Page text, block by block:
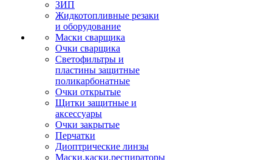
ЗИП
Жидкотопливные резаки
и оборудование
Маски сварщика
Очки сварщика
Светофильтры и
пластины защитные
поликарбонатные
Очки открытые
Щитки защитные и
аксессуары
Очки закрытые
Перчатки
Диоптрические линзы
Маски,каски,респираторы